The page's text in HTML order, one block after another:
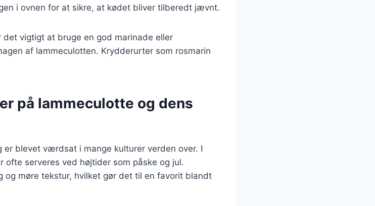
i ovnen for at sikre, at kødet bliver tilberedt jævnt.
vigtigt at bruge en god marinade eller
af lammeculotten. Krydderurter som rosmarin
på lammeculotte og dens
er blevet værdsat i mange kulturer verden over. I
ofte serveres ved højtider som påske og jul.
og møre tekstur, hvilket gør det til en favorit blandt